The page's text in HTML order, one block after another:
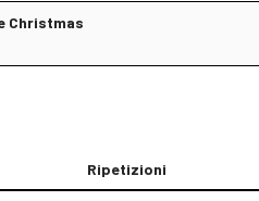
Christmas
Ripetizioni